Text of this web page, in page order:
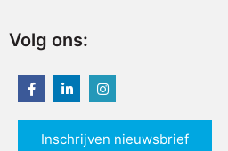
Volg ons:
Inschrijven nieuwsbrief